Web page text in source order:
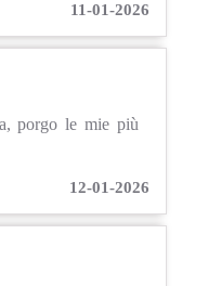
11-01-2026
porgo le mie più
12-01-2026